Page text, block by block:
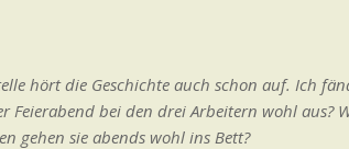
hört die Geschichte auch schon auf. Ich
Feierabend bei den drei Arbeitern wohl aus?
gehen sie abends wohl ins Bett?